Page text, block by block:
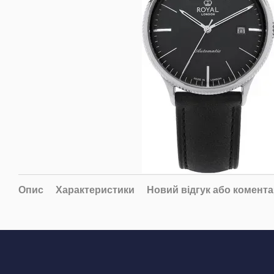
Опис Характеристики Новий відгук або